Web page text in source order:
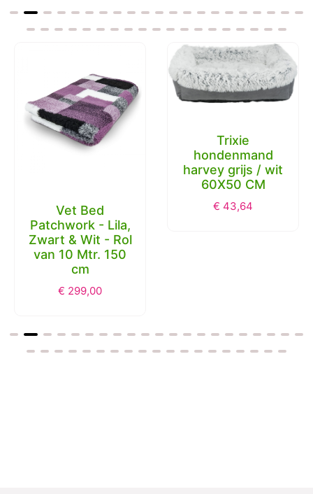
Vet Bed
Patchwork - Lila,
Zwart & Wit - Rol
van 10 Mtr. 150
cm
€ 299,00
Trixie
hondenmand
harvey grijs / wit
60X50 CM
€ 43,64